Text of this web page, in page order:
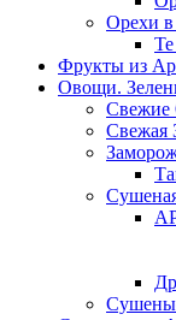
Орехи
Фрукты из
Овощи.
Свежая